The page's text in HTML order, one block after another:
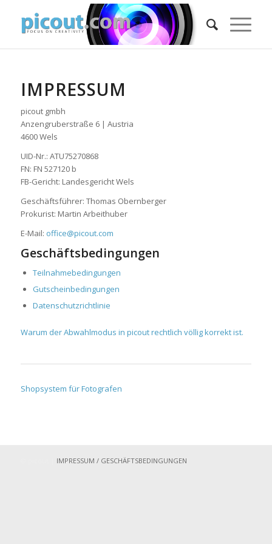
IMPRESSUM
picout gmbh
Anzengruberstraße 6 | Austria
4600 Wels
UID-Nr.: ATU75270868
FN: FN 527120 b
FB-Gericht: Landesgericht Wels
Geschäftsführer: Thomas Obernberger
Prokurist: Martin Arbeithuber
E-Mail: office@picout.com
Geschäftsbedingungen
Teilnahmebedingungen
Gutscheinbedingungen
Datenschutzrichtlinie
Warum der Abwahlmodus in picout rechtlich völlig korrekt ist.
Shopsystem für Fotografen
IMPRESSUM / GESCHÄFTSBEDINGUNGEN